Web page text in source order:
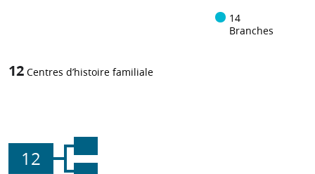
14
Branches
12 Centres d’histoire familiale
12